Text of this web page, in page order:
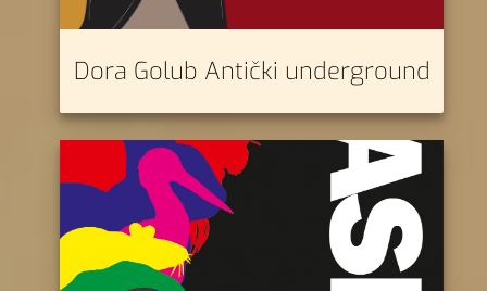
Dora Golub Antički underground